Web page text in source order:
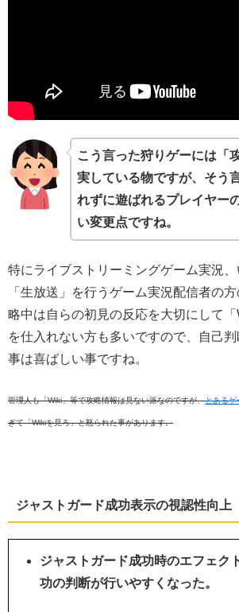
こう言った狩りゲーには「
実している物ですが、そう
れずに遊ばれるプレイヤー
い変更点ですね。
特にライブストリーミングゲーム実況
「生放送」を行うゲーム実況配信者の
略中は自らの初見の反応を大切にして
を仕入れない方も多いですので、自己
事は喜ばしい事ですね。
管理人も「Wiki」等で攻略情報は見ない派なのですが、とあるゲ
ぎて「Wikiを見ろ」と怒られた事があります。
ジャストガード成功表示の視認性向上
ジャストガード成功時のエフェク
功の判断が行いやすくなった。